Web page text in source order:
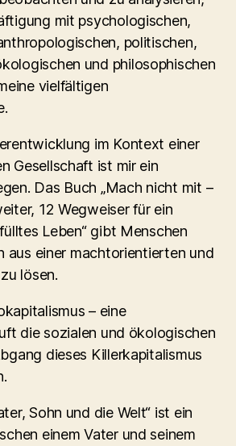
mit psychologischen,
politischen,
und philosophischen
vielfältigen
im Kontext einer
Gesellschaft ist mir ein
Das Buch „Mach nicht mit –
12 Wegweiser für ein
Leben“ gibt Menschen
aus einer machtorientierten und
lösen.
– eine
die sozialen und ökologischen
dieses Killerkapitalismus
Sohn und die Welt“ ist ein
einem Vater und seinem